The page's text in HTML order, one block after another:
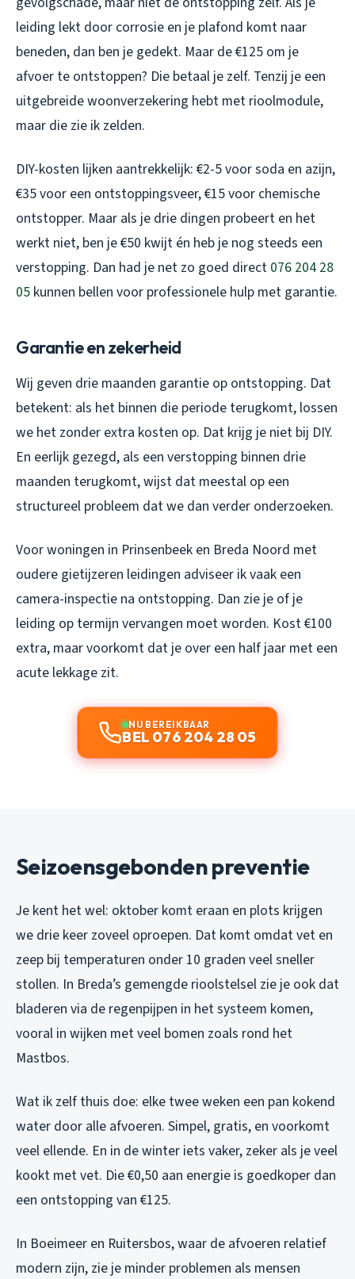
leiding lekt door corrosie en je plafond komt naar
beneden, dan ben je gedekt. Maar de €125 om je
afvoer te ontstoppen? Die betaal je zelf. Tenzij je een
uitgebreide woonverzekering hebt met rioolmodule,
maar die zie ik zelden.
DIY-kosten lijken aantrekkelijk: €2-5 voor soda en azijn,
€35 voor een ontstoppingsveer, €15 voor chemische
ontstopper. Maar als je drie dingen probeert en het
werkt niet, ben je €50 kwijt én heb je nog steeds een
verstopping. Dan had je net zo goed direct 076 204 28
05 kunnen bellen voor professionele hulp met garantie.
Garantie en zekerheid
Wij geven drie maanden garantie op ontstopping. Dat
betekent: als het binnen die periode terugkomt, lossen
we het zonder extra kosten op. Dat krijg je niet bij DIY.
En eerlijk gezegd, als een verstopping binnen drie
maanden terugkomt, wijst dat meestal op een
structureel probleem dat we dan verder onderzoeken.
Voor woningen in Prinsenbeek en Breda Noord met
oudere gietijzeren leidingen adviseer ik vaak een
camera-inspectie na ontstopping. Dan zie je of je
leiding op termijn vervangen moet worden. Kost €100
extra, maar voorkomt dat je over een half jaar met een
acute lekkage zit.
NU BEREIKBAAR
BEL 076 204 28 05
Seizoensgebonden preventie
Je kent het wel: oktober komt eraan en plots krijgen
we drie keer zoveel oproepen. Dat komt omdat vet en
zeep bij temperaturen onder 10 graden veel sneller
stollen. In Breda’s gemengde rioolstelsel zie je ook dat
bladeren via de regenpijpen in het systeem komen,
vooral in wijken met veel bomen zoals rond het
Mastbos.
Wat ik zelf thuis doe: elke twee weken een pan kokend
water door alle afvoeren. Simpel, gratis, en voorkomt
veel ellende. En in de winter iets vaker, zeker als je veel
kookt met vet. Die €0,50 aan energie is goedkoper dan
een ontstopping van €125.
In Boeimeer en Ruitersbos, waar de afvoeren relatief
modern zijn, zie je minder problemen als mensen